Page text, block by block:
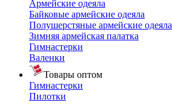
Армейские одеяла
Байковые армейские одеяла
Полушерстяные армейские одеяла
Зимняя армейская палатка
Гимнастерки
Валенки
Товары оптом
Гимнастерки
Пилотки